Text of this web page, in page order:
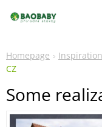
Homepage Inspiration
CZ
Some